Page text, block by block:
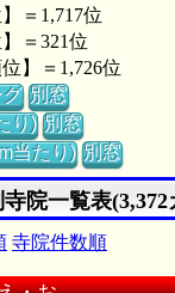
＝1,717位
＝321位
】＝1,726位
グ 別窓
り) 別窓
当たり) 別窓
院一覧表(3,372
寺院件数順